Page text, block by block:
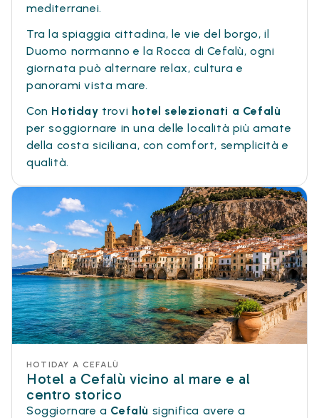
mediterranei.
Tra la spiaggia cittadina, le vie del borgo, il
Duomo normanno e la Rocca di Cefalù, ogni
giornata può alternare relax, cultura e
panorami vista mare.
Con Hotiday trovi hotel selezionati a Cefalù
per soggiornare in una delle località più amate
della costa siciliana, con comfort, semplicità e
qualità.
HOTIDAY A CEFALÙ
Hotel a Cefalù vicino al mare e al
centro storico
Soggiornare a Cefalù significa avere a